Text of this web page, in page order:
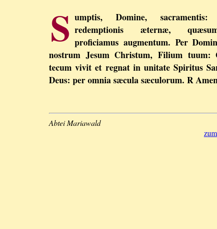
S umptis, Domine,
redemptionis æternæ,
proficiamus augmentum. Per
nostrum Jesum Christum, Filium tuum:
tecum vivit et regnat in unitate Spiritus
Deus: per omnia sæcula sæculorum. R
Abtei Mariawald